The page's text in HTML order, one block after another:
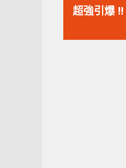
超強引爆